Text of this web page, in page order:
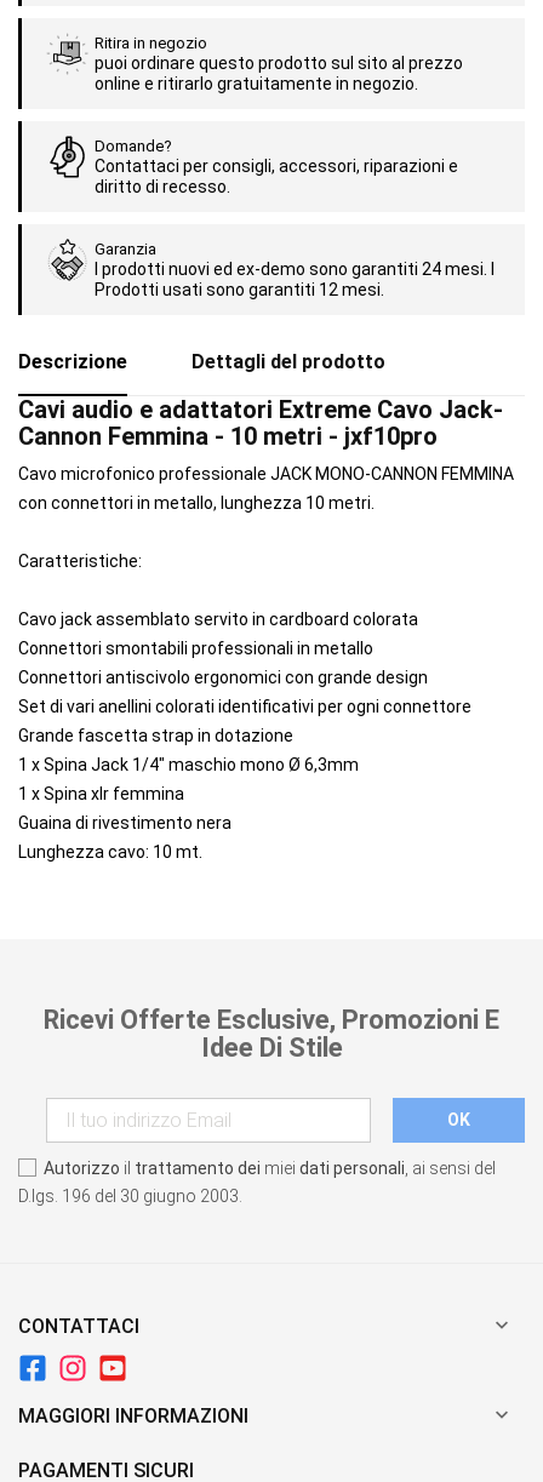
Ritira in negozio
puoi ordinare questo prodotto sul sito al prezzo
online e ritirarlo gratuitamente in negozio.
Domande?
Contattaci per consigli, accessori, riparazioni e
diritto di recesso.
Garanzia
I prodotti nuovi ed ex-demo sono garantiti 24 mesi. I
Prodotti usati sono garantiti 12 mesi.
Descrizione Dettagli del prodotto
Cavi audio e adattatori Extreme Cavo Jack-
Cannon Femmina - 10 metri - jxf10pro
Cavo microfonico professionale JACK MONO-CANNON FEMMINA
con connettori in metallo, lunghezza 10 metri.
Caratteristiche:
Cavo jack assemblato servito in cardboard colorata
Connettori smontabili professionali in metallo
Connettori antiscivolo ergonomici con grande design
Set di vari anellini colorati identificativi per ogni connettore
Grande fascetta strap in dotazione
1 x Spina Jack 1/4" maschio mono Ø 6,3mm
1 x Spina xlr femmina
Guaina di rivestimento nera
Lunghezza cavo: 10 mt.
Ricevi Offerte Esclusive, Promozioni E
Idee Di Stile
Autorizzo il trattamento dei miei dati personali, ai sensi del
D.lgs. 196 del 30 giugno 2003.
CONTATTACI 
MAGGIORI INFORMAZIONI 
PAGAMENTI SICURI